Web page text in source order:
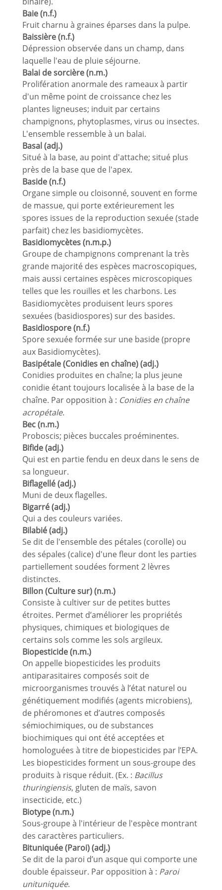
Baie (n.f.)
Fruit charnu à graines éparses dans la pulpe.
Baissière (n.f.)
Dépression observée dans un champ, dans
laquelle l'eau de pluie séjourne.
Balai de sorcière (n.m.)
Prolifération anormale des rameaux à partir
d'un même point de croissance chez les
plantes ligneuses; induit par certains
champignons, phytoplasmes, virus ou insectes.
L'ensemble ressemble à un balai.
Basal (adj.)
Situé à la base, au point d'attache; situé plus
près de la base que de l'apex.
Baside (n.f.)
Organe simple ou cloisonné, souvent en forme
de massue, qui porte extérieurement les
spores issues de la reproduction sexuée (stade
parfait) chez les basidiomycètes.
Basidiomycètes (n.m.p.)
Groupe de champignons comprenant la très
grande majorité des espèces macroscopiques,
mais aussi certaines espèces microscopiques
telles que les rouilles et les charbons. Les
Basidiomycètes produisent leurs spores
sexuées (basidiospores) sur des basides.
Basidiospore (n.f.)
Spore sexuée formée sur une baside (propre
aux Basidiomycètes).
Basipétale (Conidies en chaîne) (adj.)
Conidies produites en chaîne; la plus jeune
conidie étant toujours localisée à la base de la
chaîne. Par opposition à : Conidies en chaîne
acropétale.
Bec (n.m.)
Proboscis; pièces buccales proéminentes.
Bifide (adj.)
Qui est en partie fendu en deux dans le sens de
sa longueur.
Biflagellé (adj.)
Muni de deux flagelles.
Bigarré (adj.)
Qui a des couleurs variées.
Bilabié (adj.)
Se dit de l'ensemble des pétales (corolle) ou
des sépales (calice) d'une fleur dont les parties
partiellement soudées forment 2 lèvres
distinctes.
Billon (Culture sur) (n.m.)
Consiste à cultiver sur de petites buttes
étroites. Permet d’améliorer les propriétés
physiques, chimiques et biologiques de
certains sols comme les sols argileux.
Biopesticide (n.m.)
On appelle biopesticides les produits
antiparasitaires composés soit de
microorganismes trouvés à l’état naturel ou
génétiquement modifiés (agents microbiens),
de phéromones et d’autres composés
sémiochimiques, ou de substances
biochimiques qui ont été acceptées et
homologuées à titre de biopesticides par l’EPA.
Les biopesticides forment un sous-groupe des
produits à risque réduit. (Ex. : Bacillus
thuringiensis, gluten de maïs, savon
insecticide, etc.)
Biotype (n.m.)
Sous-groupe à l'intérieur de l'espèce montrant
des caractères particuliers.
Bituniquée (Paroi) (adj.)
Se dit de la paroi d’un asque qui comporte une
double épaisseur. Par opposition à : Paroi
unituniquée.